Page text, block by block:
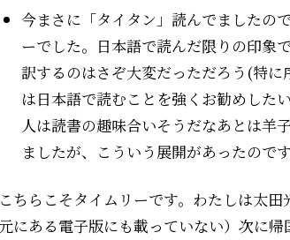
今まさに「タイタン」読んでましたの
ーでした。日本語で読んだ限りの印象
訳するのはさぞ大変だっただろう(特
は日本語で読むことを強くお勧めした
人は読書の趣味合いそうだなあとは羊
ましたが、こういう展開があったので
ちらこそタイムリーです。わたしは太
にある電子版にも載っていない）次に